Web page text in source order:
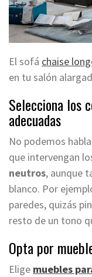
El sofá chaise
en tu salón
Selecciona los
adecuadas
No podemos
que intervengan
neutros, aunque
blanco. Por
paredes, quizás
resto de un tono
Opta por
Elige muebles